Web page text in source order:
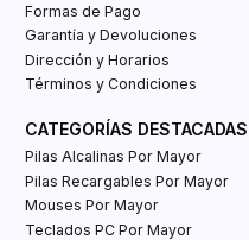
Formas de Pago
Garantía y Devoluciones
Dirección y Horarios
Términos y Condiciones
CATEGORÍAS DESTACADAS
Pilas Alcalinas Por Mayor
Pilas Recargables Por Mayor
Mouses Por Mayor
Teclados PC Por Mayor